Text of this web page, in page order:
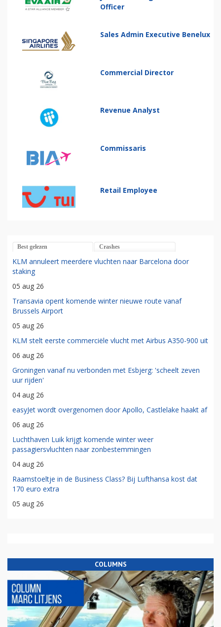
Officer
Sales Admin Executive Benelux
Commercial Director
Revenue Analyst
Commissaris
Retail Employee
Best gelezen Crashes
KLM annuleert meerdere vluchten naar Barcelona door
staking
05 aug 26
Transavia opent komende winter nieuwe route vanaf
Brussels Airport
05 aug 26
KLM stelt eerste commerciële vlucht met Airbus A350-900 uit
06 aug 26
Groningen vanaf nu verbonden met Esbjerg: 'scheelt zeven
uur rijden'
04 aug 26
easyJet wordt overgenomen door Apollo, Castlelake haakt af
06 aug 26
Luchthaven Luik krijgt komende winter weer
passagiersvluchten naar zonbestemmingen
04 aug 26
Raamstoeltje in de Business Class? Bij Lufthansa kost dat
170 euro extra
05 aug 26
COLUMNS